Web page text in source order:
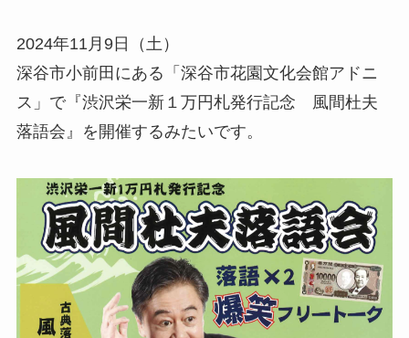
2024年11月9日（土）
深谷市小前田にある「深谷市花園文化会館アドニ
ス」で『渋沢栄一新１万円札発行記念 風間杜夫
落語会』を開催するみたいです。